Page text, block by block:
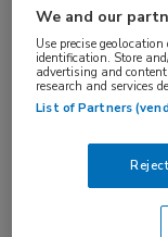
Jichtaanvallen
stoppen van
hoewel de
terugkeert naar
tijdens
waarvan de
Arthritis Care &
We and our
Use precise
identification. Store
advertising and
research and services
List of Partners